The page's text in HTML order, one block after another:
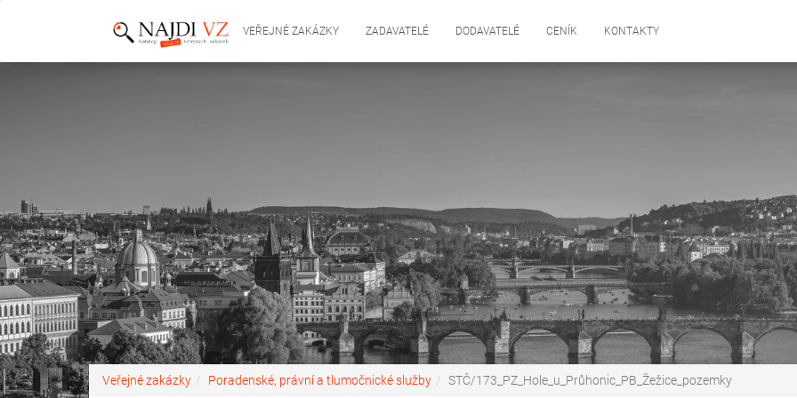
VEŘEJNÉ ZAKÁZKY ZADAVATELÉ DODAVATELÉ CENÍK KONTAKTY
Veřejné zakázky Poradenské, právní a tlumočnické služby STČ/173_PZ_Hole_u_Průhonic_PB_Žežice_pozemky